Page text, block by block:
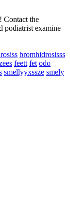
Contact the
podiatrist examine
bromhidrosisss
feett fet odo
smellyyxssze smely